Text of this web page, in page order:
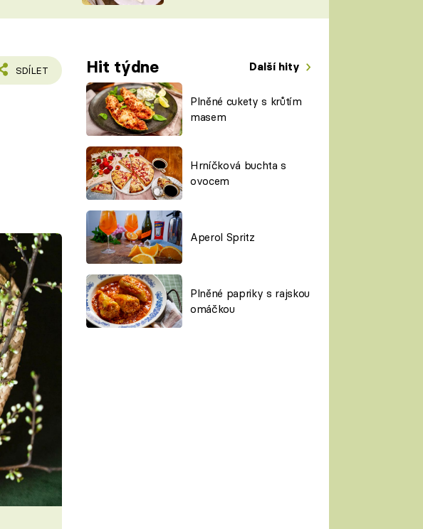
ŠÉFREDAKTORKY
ČASOPIS
SDÍLET Hit týdne Další hity
Plněné cukety s krůtím
masem
Hrníčková buchta s
ovocem
Aperol Spritz
Plněné papriky s rajskou
omáčkou